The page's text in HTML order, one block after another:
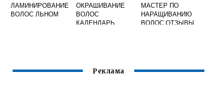
ЛАМИНИРОВАНИЕ
ВОЛОС ЛЬНОМ
ОКРАШИВАНИЕ
ВОЛОС
КАЛЕНДАРЬ
МАСТЕР ПО
НАРАЩИВАНИЮ
ВОЛОС ОТЗЫВЫ
Реклама